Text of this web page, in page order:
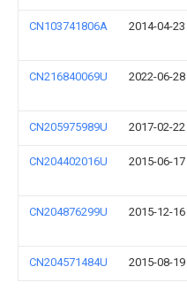
CN103741806A 2014-04-23
CN216840069U 2022-06-28
CN205975989U 2017-02-22
CN204402016U 2015-06-17
CN204876299U 2015-12-16
CN204571484U 2015-08-19